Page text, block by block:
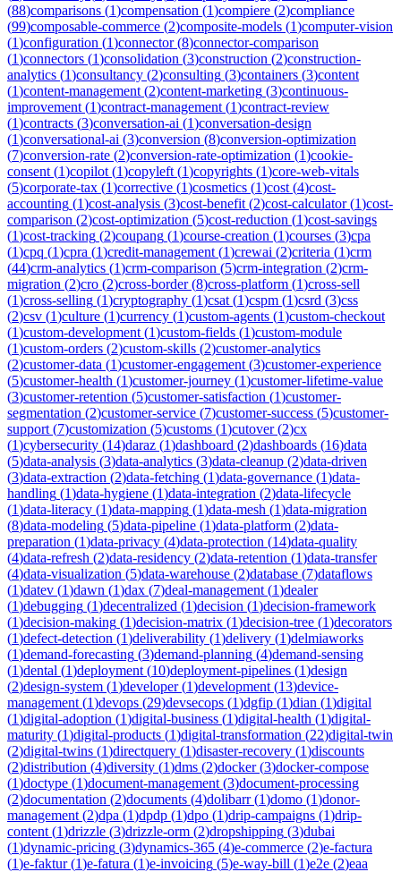
(88)comparisons (1)compensation (1)compiere (2)compliance
(99)composable-commerce (2)composite-models (1)computer-vision
(1)configuration (1)connector(8)connector-comparison
(1)connectors (1)consolidation (3)construction (2)construction-
analytics (1)consultancy (2)consulting (3)containers (3)content
(1)content-management (2)content-marketing (3)continuous-
improvement (1)contract-management (1)contract-review
(1)contracts (3)conversation-ai (1)conversation-design
(1)conversational-ai (3)conversion (8)conversion-optimization
(7)conversion-rate (2)conversion-rate-optimization (1)cookie-
consent (1)copilot (1)copyleft (1)copyrights (1)core-web-vitals
(5)corporate-tax (1)corrective (1)cosmetics (1)cost (4)cost-
accounting (1)cost-analysis (3)cost-benefit (2)cost-calculator(1)cost-
comparison (2)cost-optimization (5)cost-reduction (1)cost-savings
(1)cost-tracking (2)coupang (1)course-creation (1)courses (3)cpa
(1)cpq (1)cpra (1)credit-management (1)crewai (2)criteria (1)crm
(44)crm-analytics (1)crm-comparison (5)crm-integration (2)crm-
migration (2)cro (2)cross-border(8)cross-platform (1)cross-sell
(1)cross-selling (1)cryptography (1)csat (1)cspm (1)csrd (3)css
(2)csv (1)culture (1)currency (1)custom-agents (1)custom-checkout
(1)custom-development (1)custom-fields (1)custom-module
(1)custom-orders (2)custom-skills (2)customer-analytics
(2)customer-data (1)customer-engagement (3)customer-experience
(5)customer-health (1)customer-journey (1)customer-lifetime-value
(3)customer-retention (5)customer-satisfaction (1)customer-
segmentation (2)customer-service (7)customer-success (5)customer-
support (7)customization (5)customs (1)cutover(2)cx
(1)cybersecurity (14)daraz (1)dashboard (2)dashboards (16)data
(5)data-analysis (3)data-analytics (3)data-cleanup (2)data-driven
(3)data-extraction (2)data-fetching (1)data-governance (1)data-
handling (1)data-hygiene (1)data-integration (2)data-lifecycle
(1)data-literacy (1)data-mapping (1)data-mesh (1)data-migration
(8)data-modeling (5)data-pipeline (1)data-platform (2)data-
preparation (1)data-privacy (4)data-protection (14)data-quality
(4)data-refresh (2)data-residency (2)data-retention (1)data-transfer
(4)data-visualization (5)data-warehouse (2)database (7)dataflows
(1)datev (1)dawn (1)dax (7)deal-management (1)dealer
(1)debugging (1)decentralized (1)decision (1)decision-framework
(1)decision-making (1)decision-matrix (1)decision-tree (1)decorators
(1)defect-detection (1)deliverability (1)delivery (1)delmiaworks
(1)demand-forecasting (3)demand-planning (4)demand-sensing
(1)dental (1)deployment (10)deployment-pipelines (1)design
(2)design-system (1)developer(1)development (13)device-
management (1)devops (29)devsecops (1)dgfip (1)dian (1)digital
(1)digital-adoption (1)digital-business (1)digital-health (1)digital-
maturity (1)digital-products (1)digital-transformation (22)digital-twin
(2)digital-twins (1)directquery (1)disaster-recovery (1)discounts
(2)distribution (4)diversity (1)dms (2)docker(3)docker-compose
(1)doctype (1)document-management (3)document-processing
(2)documentation (2)documents (4)dolibarr(1)domo (1)donor-
management (2)dpa (1)dpdp (1)dpo (1)drip-campaigns (1)drip-
content (1)drizzle (3)drizzle-orm (2)dropshipping (3)dubai
(1)dynamic-pricing (3)dynamics-365 (4)e-commerce (2)e-factura
(1)e-faktur(1)e-fatura (1)e-invoicing (5)e-way-bill (1)e2e (2)eaa